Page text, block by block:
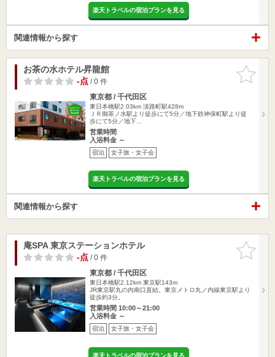
楽天トラベルの宿泊プランを見る
関連情報から探す
お気に入
りに追加
お茶の水ホテル昇龍館
-点/ 0 件
東京都 / 千代田区
東日本橋駅2.03km 淡路町駅428m
ＪＲ御茶ノ水駅より徒歩にて5分／地下鉄神保町駅より徒
歩にて5分／地下…
営業時間
入浴料金 ～
宿泊 女子旅・女子会
楽天トラベルの宿泊プランを見る
関連情報から探す
お気に入
りに追加
庵SPA 東京ステーションホテル
-点/ 0 件
東京都 / 千代田区
東日本橋駅2.12km 東京駅143m
JR東京駅丸の内南口直結。東京メトロ丸ノ内線東京駅より
徒歩約3分。
営業時間 10:00～21:00
入浴料金 ～
宿泊 女子旅・女子会
楽天トラベルの宿泊プランを見る